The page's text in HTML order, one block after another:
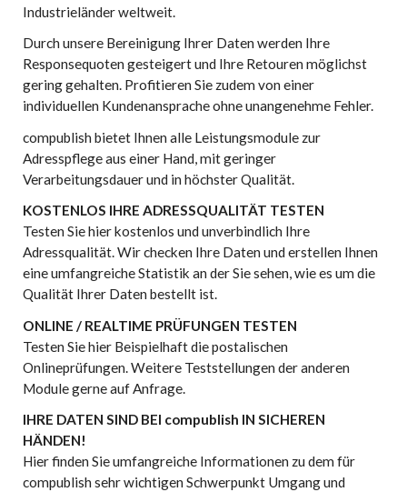
Industrieländer weltweit.
Durch unsere Bereinigung Ihrer Daten werden Ihre
Responsequoten gesteigert und Ihre Retouren möglichst
gering gehalten. Profitieren Sie zudem von einer
individuellen Kundenansprache ohne unangenehme Fehler.
compublish bietet Ihnen alle Leistungsmodule zur
Adresspflege aus einer Hand, mit geringer
Verarbeitungsdauer und in höchster Qualität.
KOSTENLOS IHRE ADRESSQUALITÄT TESTEN
Testen Sie hier kostenlos und unverbindlich Ihre
Adressqualität. Wir checken Ihre Daten und erstellen Ihnen
eine umfangreiche Statistik an der Sie sehen, wie es um die
Qualität Ihrer Daten bestellt ist.
ONLINE / REALTIME PRÜFUNGEN TESTEN
Testen Sie hier Beispielhaft die postalischen
Onlineprüfungen. Weitere Teststellungen der anderen
Module gerne auf Anfrage.
IHRE DATEN SIND BEI compublish IN SICHEREN
HÄNDEN!
Hier finden Sie umfangreiche Informationen zu dem für
compublish sehr wichtigen Schwerpunkt Umgang und